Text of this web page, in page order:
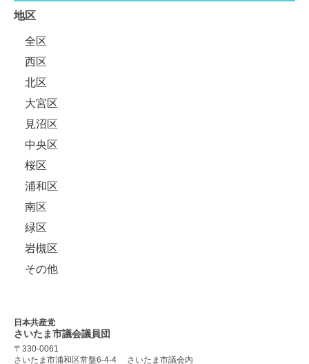
地区
全区
西区
北区
大宮区
見沼区
中央区
桜区
浦和区
南区
緑区
岩槻区
その他
日本共産党
さいたま市議会議員団
〒330-0061
さいたま市浦和区常盤6-4-4
さいたま市議会内